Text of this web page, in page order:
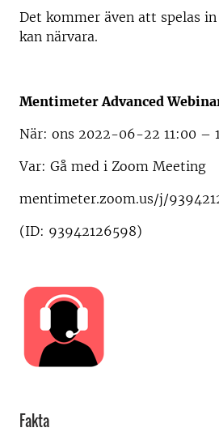
Det kommer även att spelas
kan närvara.
Mentimeter Advanced
När: ons 2022-06-22 11:00 –
Var: Gå med i Zoom Meeting
mentimeter.zoom.us/j/
(ID: 93942126598)
Fakta